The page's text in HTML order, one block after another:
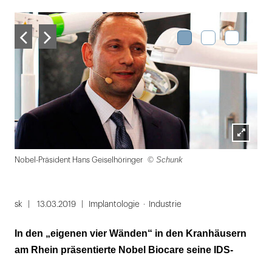
Lightbox
Nobel-Präsident Hans Geiselhöringer © Schunk
1
3
sk 13.03.2019 Implantologie Industrie
In den „eigenen vier Wänden“ in den Kranhäusern
am Rhein präsentierte Nobel Biocare seine IDS-